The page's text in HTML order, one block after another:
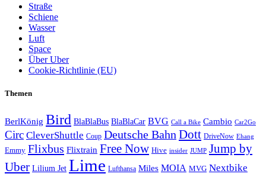
Straße
Schiene
Wasser
Luft
Space
Über Uber
Cookie-Richtlinie (EU)
Themen
BerlKönig Bird BlaBlaBus BlaBlaCar BVG Call a Bike Cambio Car2Go
Circ CleverShuttle Coup Deutsche Bahn Dott DriveNow Ehang
Emmy Flixbus Flixtrain Free Now Hive insider JUMP Jump by
Uber Lilium Jet Lime Lufthansa Miles MOIA MVG Nextbike